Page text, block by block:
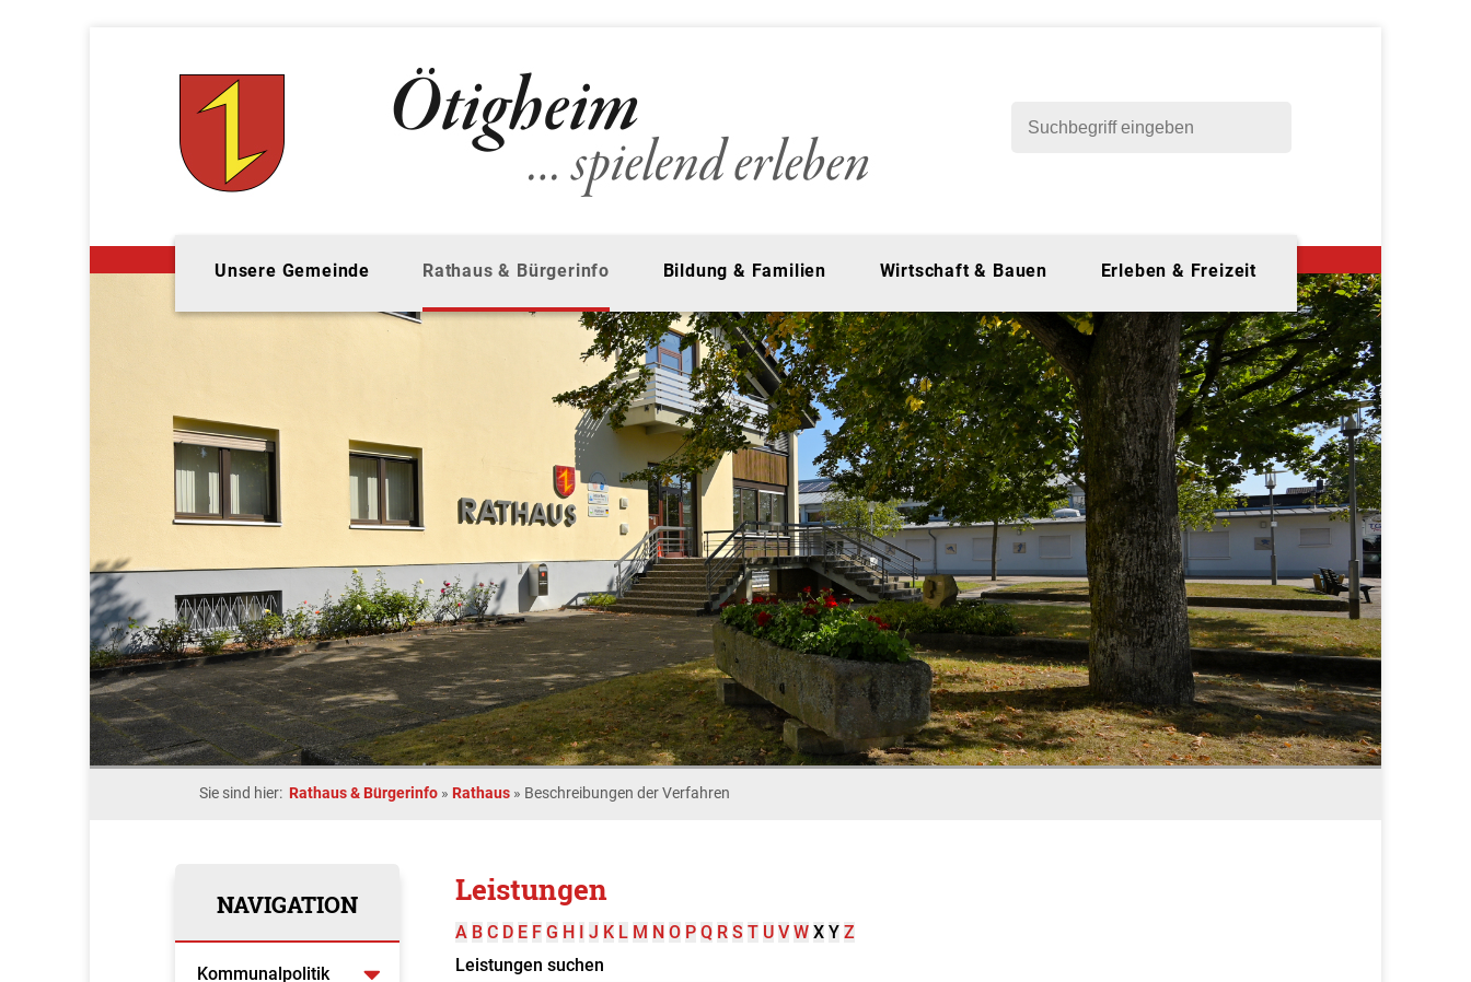
Unsere Gemeinde Rathaus & Bürgerinfo Bildung & Familien Wirtschaft & Bauen Erleben & Freizeit
Sie sind hier: Rathaus & Bürgerinfo » Rathaus » Beschreibungen der Verfahren
NAVIGATION
Kommunalpolitik
Leistungen
A B C D E F G H I J K L M N O P Q R S T U V W X Y Z
Leistungen suchen